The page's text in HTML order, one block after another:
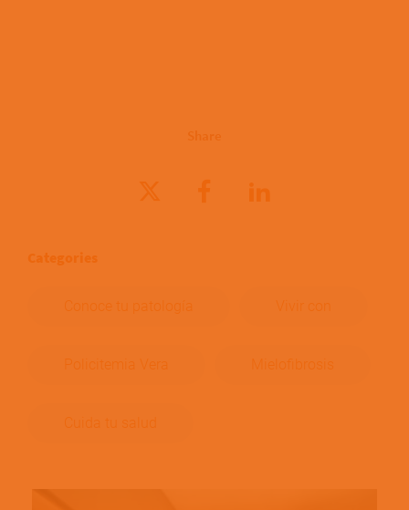
Categories
Conoce tu patología Vivir con
Policitemia Vera Mielofibrosis
Cuida tu salud